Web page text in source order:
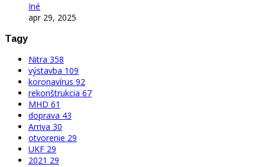
Iné
apr 29, 2025
Tagy
Nitra 358
výstavba 109
koronavírus 92
rekonštrukcia 67
MHD 61
doprava 43
Arriva 30
otvorenie 29
UKF 29
2021 29